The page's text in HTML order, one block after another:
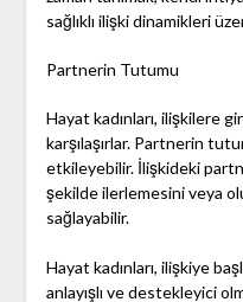
sağlıklı ilişki dinamikleri
Partnerin Tutumu
Hayat kadınları, ilişkilere
karşılaşırlar. Partnerin
etkileyebilir. İlişkideki
şekilde ilerlemesini veya
sağlayabilir.
Hayat kadınları, ilişkiye
anlayışlı ve destekleyici